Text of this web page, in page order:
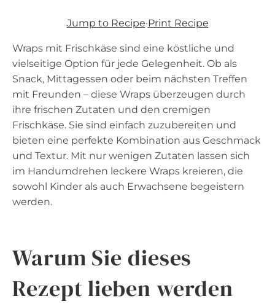
Jump to Recipe·Print Recipe
Wraps mit Frischkäse sind eine köstliche und
vielseitige Option für jede Gelegenheit. Ob als
Snack, Mittagessen oder beim nächsten Treffen
mit Freunden – diese Wraps überzeugen durch
ihre frischen Zutaten und den cremigen
Frischkäse. Sie sind einfach zuzubereiten und
bieten eine perfekte Kombination aus Geschmack
und Textur. Mit nur wenigen Zutaten lassen sich
im Handumdrehen leckere Wraps kreieren, die
sowohl Kinder als auch Erwachsene begeistern
werden.
Warum Sie dieses
Rezept lieben werden